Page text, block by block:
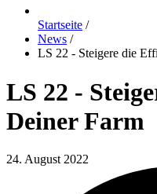
Startseite /
News /
LS 22 - Steigere die
LS 22 -
Deiner Farm
24. August 2022